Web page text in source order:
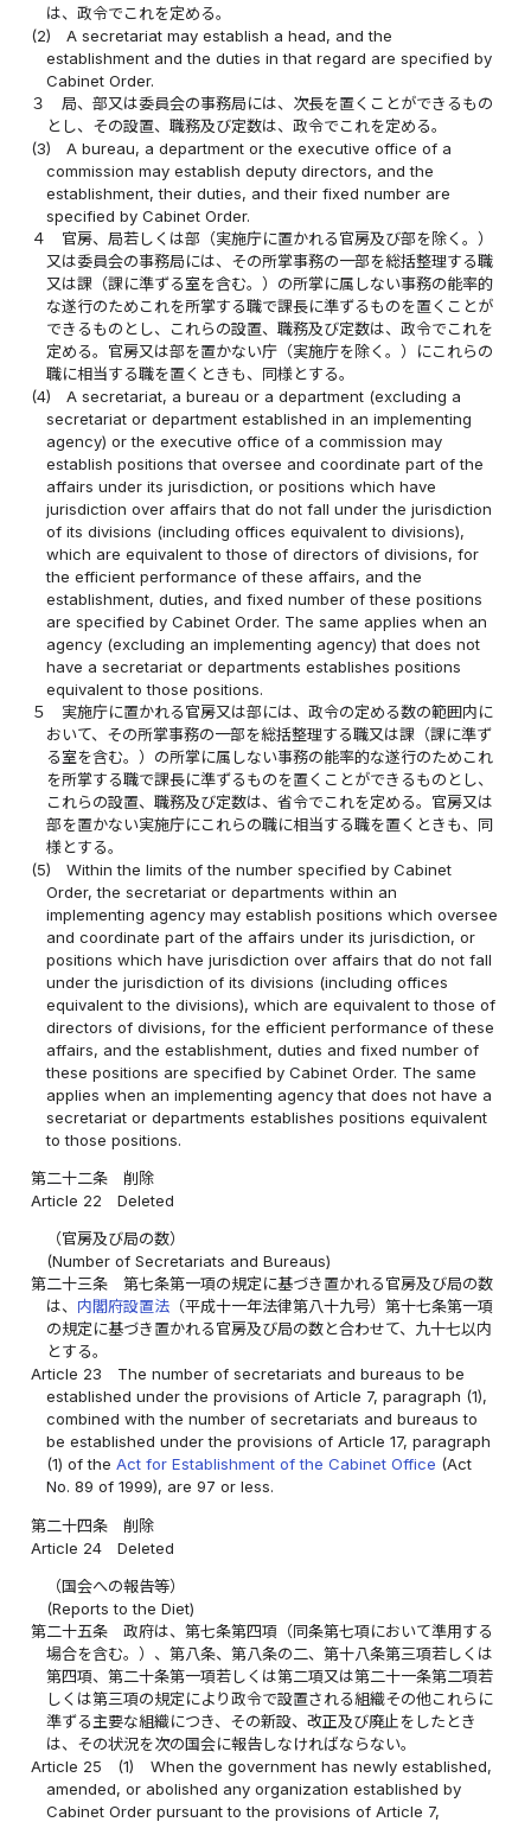
は、政令でこれを定める。
(2)
A secretariat may establish a head, and the
establishment and the duties in that regard are specified by
Cabinet Order.
３
局、部又は委員会の事務局には、次長を置くことができるもの
とし、その設置、職務及び定数は、政令でこれを定める。
(3)
A bureau, a department or the executive office of a
commission may establish deputy directors, and the
establishment, their duties, and their fixed number are
specified by Cabinet Order.
４
官房、局若しくは部（実施庁に置かれる官房及び部を除く。）
又は委員会の事務局には、その所掌事務の一部を総括整理する職
又は課（課に準ずる室を含む。）の所掌に属しない事務の能率的
な遂行のためこれを所掌する職で課長に準ずるものを置くことが
できるものとし、これらの設置、職務及び定数は、政令でこれを
定める。官房又は部を置かない庁（実施庁を除く。）にこれらの
職に相当する職を置くときも、同様とする。
(4)
A secretariat, a bureau or a department (excluding a
secretariat or department established in an implementing
agency) or the executive office of a commission may
establish positions that oversee and coordinate part of the
affairs under its jurisdiction, or positions which have
jurisdiction over affairs that do not fall under the jurisdiction
of its divisions (including offices equivalent to divisions),
which are equivalent to those of directors of divisions, for
the efficient performance of these affairs, and the
establishment, duties, and fixed number of these positions
are specified by Cabinet Order. The same applies when an
agency (excluding an implementing agency) that does not
have a secretariat or departments establishes positions
equivalent to those positions.
５
実施庁に置かれる官房又は部には、政令の定める数の範囲内に
おいて、その所掌事務の一部を総括整理する職又は課（課に準ず
る室を含む。）の所掌に属しない事務の能率的な遂行のためこれ
を所掌する職で課長に準ずるものを置くことができるものとし、
これらの設置、職務及び定数は、省令でこれを定める。官房又は
部を置かない実施庁にこれらの職に相当する職を置くときも、同
様とする。
(5)
Within the limits of the number specified by Cabinet
Order, the secretariat or departments within an
implementing agency may establish positions which oversee
and coordinate part of the affairs under its jurisdiction, or
positions which have jurisdiction over affairs that do not fall
under the jurisdiction of its divisions (including offices
equivalent to the divisions), which are equivalent to those of
directors of divisions, for the efficient performance of these
affairs, and the establishment, duties and fixed number of
these positions are specified by Cabinet Order. The same
applies when an implementing agency that does not have a
secretariat or departments establishes positions equivalent
to those positions.
第二十二条
削除
Article 22
Deleted
（官房及び局の数）
(Number of Secretariats and Bureaus)
第二十三条
第七条第一項の規定に基づき置かれる官房及び局の数
は、 内閣府設置法 （平成十一年法律第八十九号）第十七条第一項
の規定に基づき置かれる官房及び局の数と合わせて、九十七以内
とする。
Article 23
The number of secretariats and bureaus to be
established under the provisions of Article 7, paragraph (1),
combined with the number of secretariats and bureaus to
be established under the provisions of Article 17, paragraph
(1) of theAct for Establishment of the Cabinet Office (Act
No. 89 of 1999), are 97 or less.
第二十四条
削除
Article 24
Deleted
（国会への報告等）
(Reports to the Diet)
第二十五条
政府は、第七条第四項（同条第七項において準用する
場合を含む。）、第八条、第八条の二、第十八条第三項若しくは
第四項、第二十条第一項若しくは第二項又は第二十一条第二項若
しくは第三項の規定により政令で設置される組織その他これらに
準ずる主要な組織につき、その新設、改正及び廃止をしたとき
は、その状況を次の国会に報告しなければならない。
Article 25
(1)
When the government has newly established,
amended, or abolished any organization established by
Cabinet Order pursuant to the provisions of Article 7,